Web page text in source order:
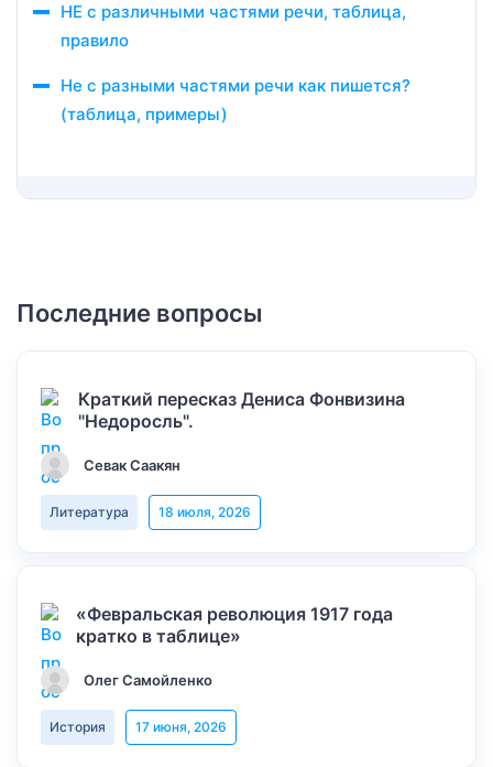
НЕ с различными частями речи, таблица,
правило
Не с разными частями речи как пишется?
(таблица, примеры)
Последние вопросы
Краткий пересказ Дениса Фонвизина
"Недоросль".
Севак Саакян
Литература 18 июля, 2026
«Февральская революция 1917 года
кратко в таблице»
Олег Самойленко
История 17 июня, 2026